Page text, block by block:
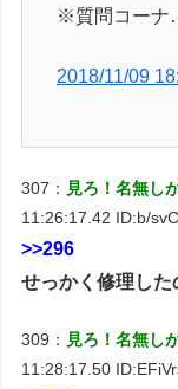
※質問コーナ
2018/11/09
307： 見ろ！名無し
11:26:17.42 ID:b/
>>296
せっかく修理した
309： 見ろ！名無し
11:28:17.50